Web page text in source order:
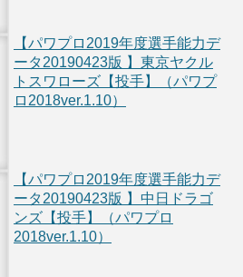
【パワプロ2019年度選手能力デ
ータ20190423版 】東京ヤクル
トスワローズ【投手】（パワプ
ロ2018ver.1.10）
【パワプロ2019年度選手能力デ
ータ20190423版 】中日ドラゴ
ンズ【投手】（パワプロ
2018ver.1.10）